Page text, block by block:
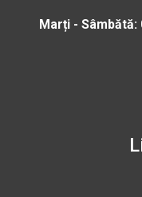
Marți - Sâmbătă: